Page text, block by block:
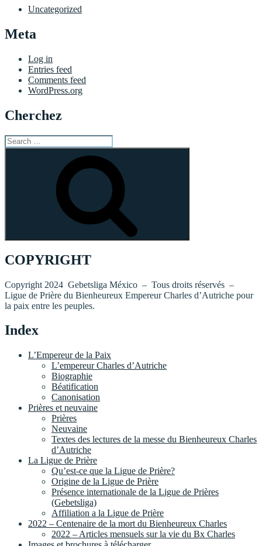
Uncategorized
Meta
Log in
Entries feed
Comments feed
WordPress.org
Cherchez
Search
for:
COPYRIGHT
Copyright 2024 Gebetsliga México – Tous droits réservés –
Ligue de Prière du Bienheureux Empereur Charles d’Autriche pour
la paix entre les peuples.
Index
L’Empereur de la Paix
L’empereur Charles d’Autriche
Biographie
Béatification
Canonisation
Prières et neuvaine
Prières
Neuvaine
Textes des lectures de la messe du Bienheureux Charles
d’Autriche
La Ligue de Prière
Qu’est-ce que la Ligue de Prière?
Origine de la Ligue de Prière
Présence internationale de la Ligue de Prières
(Gebetsliga)
Affiliation a la Ligue de Prière
2022 – Centenaire de la mort du Bienheureux Charles
2022 – Articles mensuels sur la vie du Bx Charles